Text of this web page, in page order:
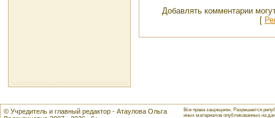
Добавлять комментарии
[
© Учредитель и главный редактор - Атаулова Ольга
Все права защищены. Разрешается
иных материалов опубликованных на